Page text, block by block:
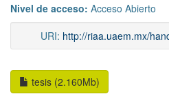
Nivel de acceso: Acceso Abierto
URI: http://riaa.uaem.mx/
tesis (2.160Mb)